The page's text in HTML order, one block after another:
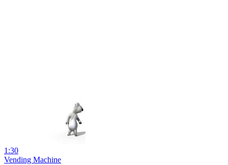
1:30
Vending Machine